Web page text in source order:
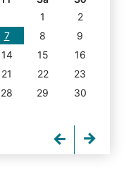
1
2
7 8
9
14 15
16
21 22
23
28 29
30